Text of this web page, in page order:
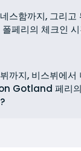
스함까지, 그리고
페리의 체크인
까지, 비스뷔에서
Gotland 페리의